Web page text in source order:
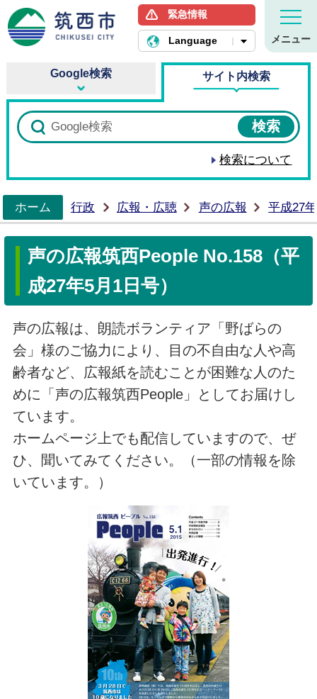
筑西市ホームページ
緊急情報
Language メニュー
Google検索 サイト内検索
検索について
ホーム
行政 広報・広聴 声の広報 平成27
声の広報筑西People No.158（平
成27年5月1日号）
声の広報は、朗読ボランティア「野ばらの
会」様のご協力により、目の不自由な人や高
齢者など、広報紙を読むことが困難な人のた
めに「声の広報筑西People」としてお届けし
ています。
ホームページ上でも配信していますので、ぜ
ひ、聞いてみてください。（一部の情報を除
いています。）